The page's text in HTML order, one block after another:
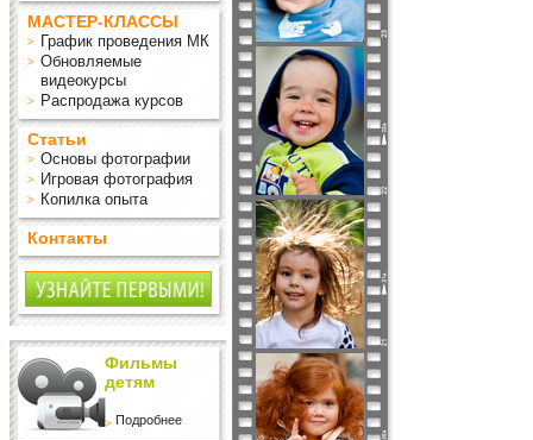
МАСТЕР-КЛАССЫ
График проведения МК
Обновляемые
видеокурсы
Распродажа курсов
Статьи
Основы фотографии
Игровая фотография
Копилка опыта
Контакты
Фильмы
детям
Подробнее